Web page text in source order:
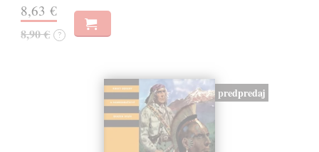
8,63 €
8,90 € ?
predpredaj